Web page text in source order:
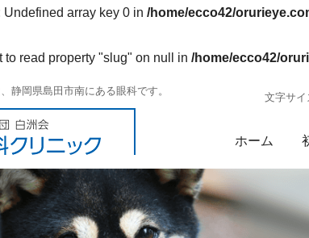
Undefined array key 0 in /home/ecco42/
to read property "slug" on null in /home/ecco42/
静岡県島田市南にある眼科です。
文字サイ
ホーム